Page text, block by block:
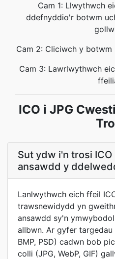
Cam 1: Llwythwch
ddefnyddio'r botwm
Cam 2: Cliciwch y
Cam 3: Lawrlwythwch
ICO i JPG
Sut ydw i'n trosi ICO
ansawdd y
Lanlwythwch eich ffeil
trawsnewidydd yn
ansawdd sy'n
allbwn. Ar gyfer targedau
BMP, PSD) cadwn bob
colli (JPG, WebP, GIF)